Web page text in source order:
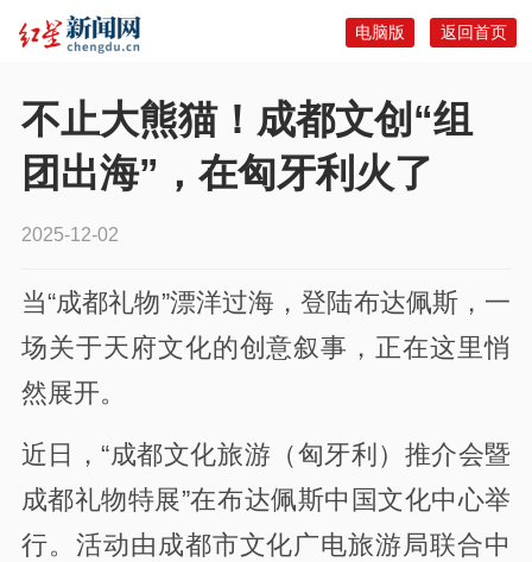
返回首页
电脑版
不止大熊猫！成都文创“组
团出海”，在匈牙利火了
2025-12-02
当“成都礼物”漂洋过海，登陆布达佩斯，一
场关于天府文化的创意叙事，正在这里悄
然展开。
近日，“成都文化旅游（匈牙利）推介会暨
成都礼物特展”在布达佩斯中国文化中心举
行。活动由成都市文化广电旅游局联合中